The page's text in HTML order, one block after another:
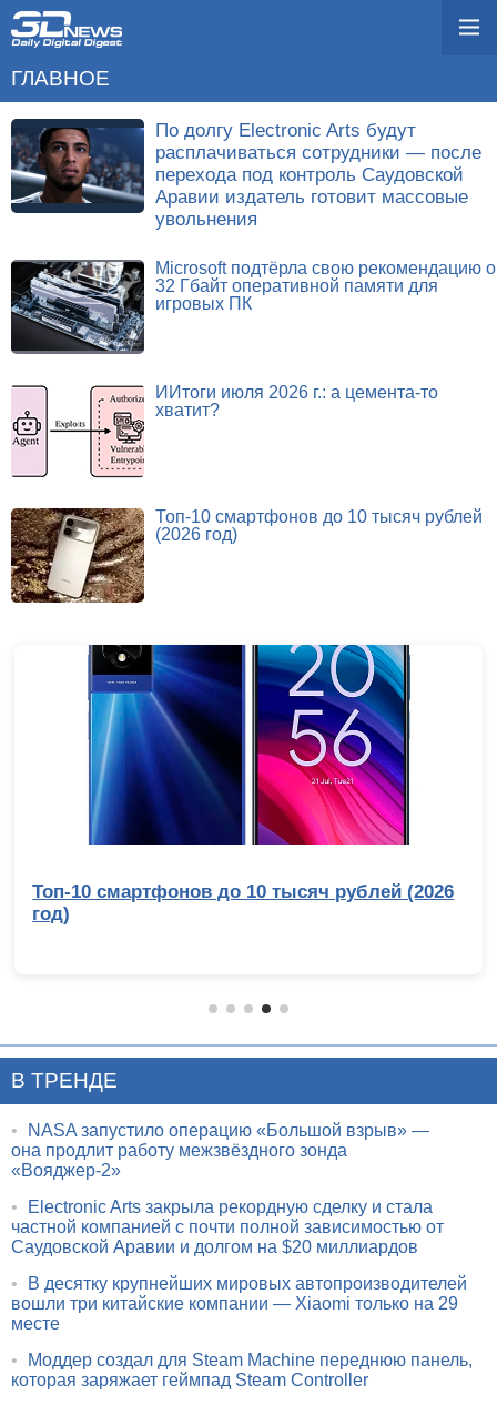
ГЛАВНОЕ
По долгу Electronic Arts будут
расплачиваться сотрудники — после
перехода под контроль Саудовской
Аравии издатель готовит массовые
увольнения
Microsoft подтёрла свою рекомендацию о
32 Гбайт оперативной памяти для
игровых ПК
ИИтоги июля 2026 г.: а цемента-то
хватит?
Топ-10 смартфонов до 10 тысяч рублей
(2026 год)
Топ-10 смартфонов до 10 тысяч рублей (2026
год)
В ТРЕНДЕ
•
NASA запустило операцию «Большой взрыв» —
она продлит работу межзвёздного зонда
«Вояджер-2»
•
Electronic Arts закрыла рекордную сделку и стала
частной компанией с почти полной зависимостью от
Саудовской Аравии и долгом на $20 миллиардов
•
В десятку крупнейших мировых автопроизводителей
вошли три китайские компании — Xiaomi только на 29
месте
•
Моддер создал для Steam Machine переднюю панель,
которая заряжает геймпад Steam Controller